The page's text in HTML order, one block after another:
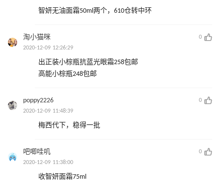
智妍无油面霜50ml两个，610仓转中环
淘小猫咪
0
2020-12-09 12:26:29
出正装小棕瓶抗蓝光眼霜258包邮
高能小棕瓶248包邮
poppy2226
0
2020-12-09 11:48:39
梅西代下，稳得一批
吧唧哇叽
0
2020-12-09 11:38:00
收智妍面霜75ml